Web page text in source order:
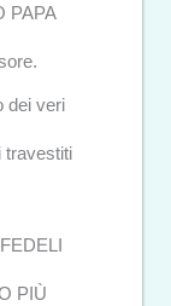
PAPA
dei veri
travestiti
PIÙ